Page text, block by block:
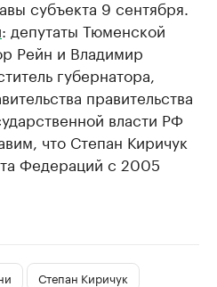
субъекта 9 сентября.
: депутаты Тюменской
Рейн и Владимир
губернатора,
правительства
власти РФ
что Степан Киричук
Федераций с 2005
Степан Киричук